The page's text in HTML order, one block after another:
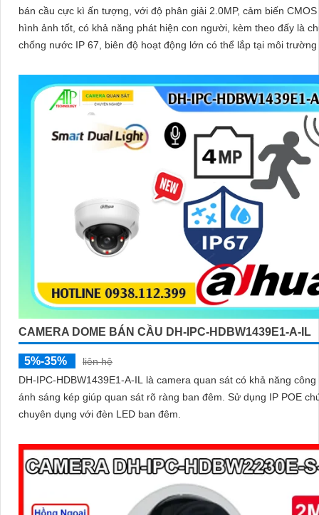
bán cầu cực kì ấn tượng, với độ phân giải 2.0MP, cảm biến
hình ảnh tốt, có khả năng phát hiện con người, kèm theo đấy là
chống nước IP 67, biên độ hoạt động lớn có thể lắp tại môi trường
CAMERA DOME BÁN CẦU DH-IPC-HDBW1439E1-A-IL
5%-35%
liên hệ
DH-IPC-HDBW1439E1-A-IL là camera quan sát có khả năng công
ánh sáng kép giúp quan sát rõ ràng ban đêm. Sử dụng IP POE chức năng
chuyên dụng với đèn LED ban đêm.